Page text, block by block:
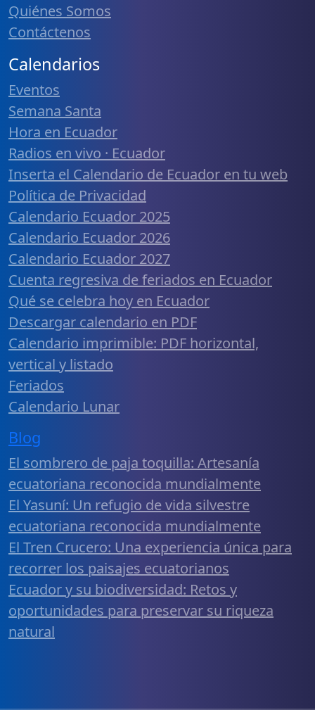
Quiénes Somos
Contáctenos
Calendarios
Eventos
Semana Santa
Hora en Ecuador
Radios en vivo · Ecuador
Inserta el Calendario de Ecuador en tu web
Política de Privacidad
Calendario Ecuador 2025
Calendario Ecuador 2026
Calendario Ecuador 2027
Cuenta regresiva de feriados en Ecuador
Qué se celebra hoy en Ecuador
Descargar calendario en PDF
Calendario imprimible: PDF horizontal,
vertical y listado
Feriados
Calendario Lunar
Blog
El sombrero de paja toquilla: Artesanía
ecuatoriana reconocida mundialmente
El Yasuní: Un refugio de vida silvestre
ecuatoriana reconocida mundialmente
El Tren Crucero: Una experiencia única para
recorrer los paisajes ecuatorianos
Ecuador y su biodiversidad: Retos y
oportunidades para preservar su riqueza
natural